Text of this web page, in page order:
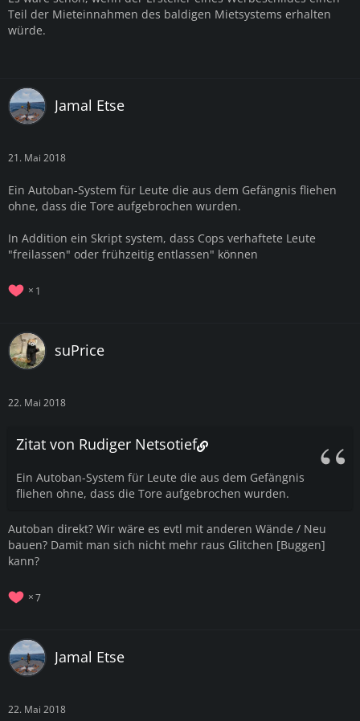
Teil der Mieteinnahmen des baldigen Mietsystems erhalten
würde.
Jamal Etse
21. Mai 2018
Ein Autoban-System für Leute die aus dem Gefängnis fliehen
ohne, dass die Tore aufgebrochen wurden.
In Addition ein Skript system, dass Cops verhaftete Leute
"freilassen" oder frühzeitig entlassen" können
1
suPrice
22. Mai 2018
Zitat von Rudiger Netsotief
Ein Autoban-System für Leute die aus dem Gefängnis
fliehen ohne, dass die Tore aufgebrochen wurden.
Autoban direkt? Wir wäre es evtl mit anderen Wände / Neu
bauen? Damit man sich nicht mehr raus Glitchen [Buggen]
kann?
7
Jamal Etse
22. Mai 2018